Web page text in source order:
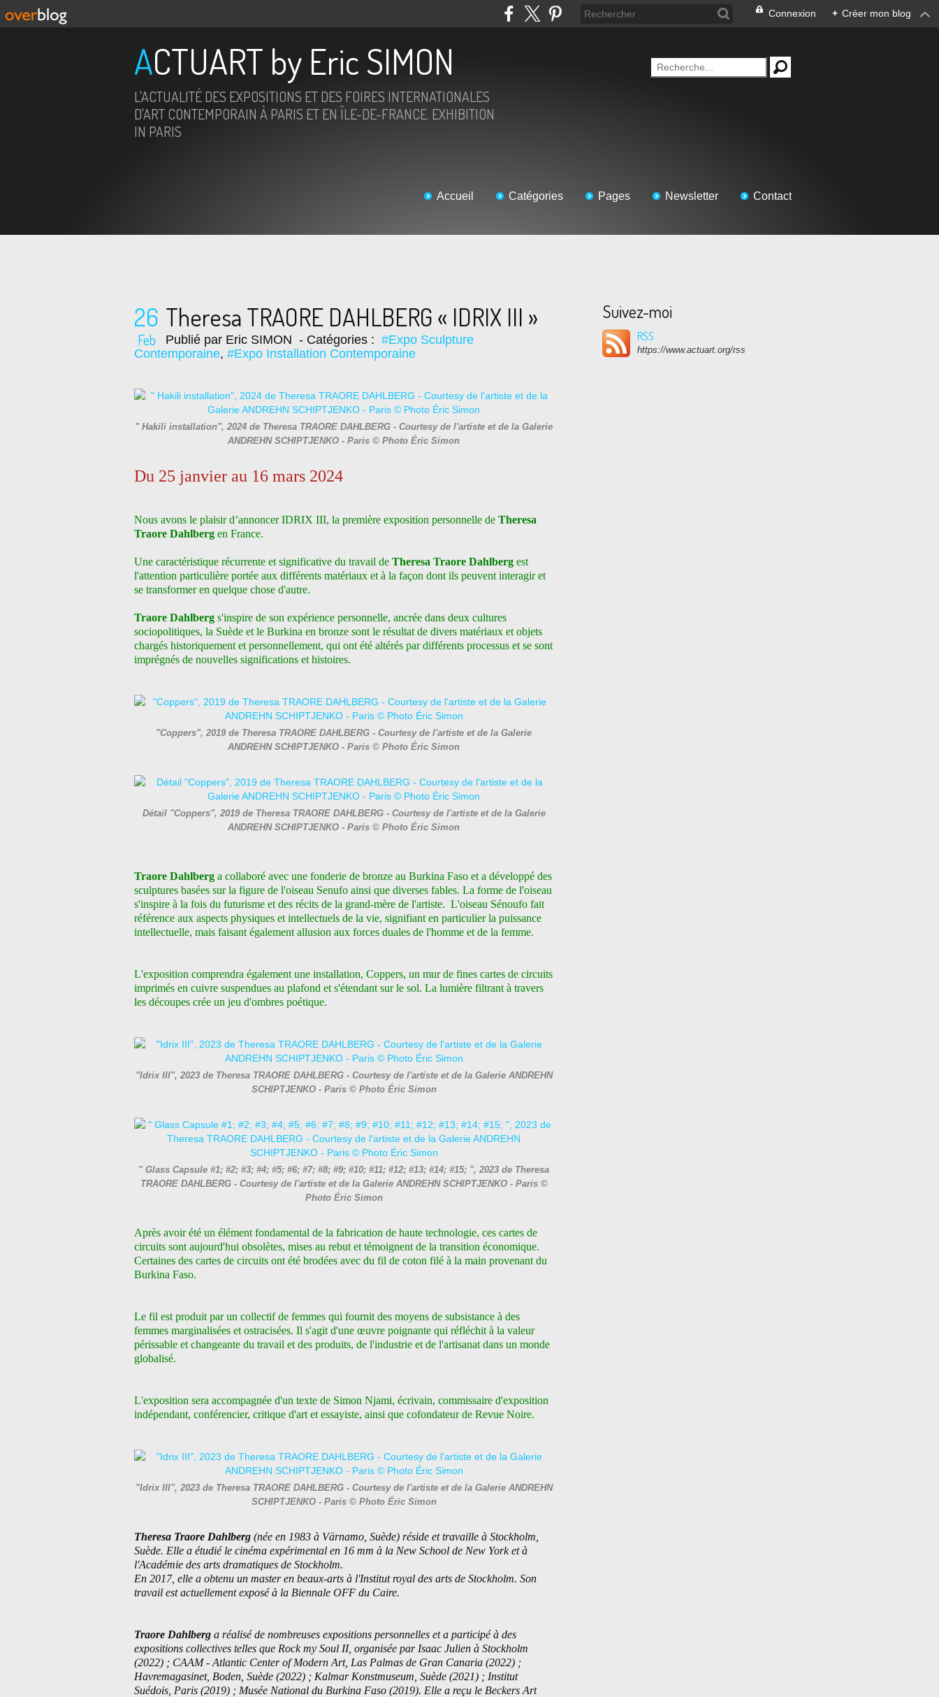
Connexion + Créer mon blog
ACTUART by Eric SIMON
L'ACTUALITÉ DES EXPOSITIONS ET DES FOIRES INTERNATIONALES
D'ART CONTEMPORAIN À PARIS ET EN ÎLE-DE-FRANCE. EXHIBITION
IN PARIS
Accueil Catégories Pages Newsletter Contact
26
Feb
Theresa TRAORE DAHLBERG « IDRIX III »
Publié par Eric SIMON - Catégories : #Expo Sculpture
Contemporaine, #Expo Installation Contemporaine
" Hakili installation", 2024 de Theresa TRAORE DAHLBERG - Courtesy de l'artiste et de la Galerie
ANDREHN SCHIPTJENKO - Paris © Photo Éric Simon
Du 25 janvier au 16 mars 2024
Nous avons le plaisir d’annoncer IDRIX III, la première exposition personnelle de Theresa
Traore Dahlberg en France.
Une caractéristique récurrente et significative du travail de Theresa Traore Dahlberg est
l'attention particulière portée aux différents matériaux et à la façon dont ils peuvent interagir et
se transformer en quelque chose d'autre.
Traore Dahlberg s'inspire de son expérience personnelle, ancrée dans deux cultures
sociopolitiques, la Suède et le Burkina en bronze sont le résultat de divers matériaux et objets
chargés historiquement et personnellement, qui ont été altérés par différents processus et se sont
imprégnés de nouvelles significations et histoires.
"Coppers", 2019 de Theresa TRAORE DAHLBERG - Courtesy de l'artiste et de la Galerie
ANDREHN SCHIPTJENKO - Paris © Photo Éric Simon
Détail "Coppers", 2019 de Theresa TRAORE DAHLBERG - Courtesy de l'artiste et de la Galerie
ANDREHN SCHIPTJENKO - Paris © Photo Éric Simon
Traore Dahlberg a collaboré avec une fonderie de bronze au Burkina Faso et a développé des
sculptures basées sur la figure de l'oiseau Senufo ainsi que diverses fables. La forme de l'oiseau
s'inspire à la fois du futurisme et des récits de la grand-mère de l'artiste. L'oiseau Sénoufo fait
référence aux aspects physiques et intellectuels de la vie, signifiant en particulier la puissance
intellectuelle, mais faisant également allusion aux forces duales de l'homme et de la femme.
L'exposition comprendra également une installation, Coppers, un mur de fines cartes de circuits
imprimés en cuivre suspendues au plafond et s'étendant sur le sol. La lumière filtrant à travers
les découpes crée un jeu d'ombres poétique.
"Idrix III", 2023 de Theresa TRAORE DAHLBERG - Courtesy de l'artiste et de la Galerie ANDREHN
SCHIPTJENKO - Paris © Photo Éric Simon
" Glass Capsule #1; #2; #3; #4; #5; #6; #7; #8; #9; #10; #11; #12; #13; #14; #15; ", 2023 de Theresa
TRAORE DAHLBERG - Courtesy de l'artiste et de la Galerie ANDREHN SCHIPTJENKO - Paris ©
Photo Éric Simon
Après avoir été un élément fondamental de la fabrication de haute technologie, ces cartes de
circuits sont aujourd'hui obsolètes, mises au rebut et témoignent de la transition économique.
Certaines des cartes de circuits ont été brodées avec du fil de coton filé à la main provenant du
Burkina Faso.
Le fil est produit par un collectif de femmes qui fournit des moyens de subsistance à des
femmes marginalisées et ostracisées. Il s'agit d'une œuvre poignante qui réfléchit à la valeur
périssable et changeante du travail et des produits, de l'industrie et de l'artisanat dans un monde
globalisé.
L'exposition sera accompagnée d'un texte de Simon Njami, écrivain, commissaire d'exposition
indépendant, conférencier, critique d'art et essayiste, ainsi que cofondateur de Revue Noire.
"Idrix III", 2023 de Theresa TRAORE DAHLBERG - Courtesy de l'artiste et de la Galerie ANDREHN
SCHIPTJENKO - Paris © Photo Éric Simon
Theresa Traore Dahlberg (née en 1983 à Värnamo, Suède) réside et travaille à Stockholm,
Suède. Elle a étudié le cinéma expérimental en 16 mm à la New School de New York et à
l'Académie des arts dramatiques de Stockholm.
En 2017, elle a obtenu un master en beaux-arts à l'Institut royal des arts de Stockholm. Son
travail est actuellement exposé à la Biennale OFF du Caire.
Traore Dahlberg a réalisé de nombreuses expositions personnelles et a participé à des
expositions collectives telles que Rock my Soul II, organisée par Isaac Julien à Stockholm
(2022) ; CAAM - Atlantic Center of Modern Art, Las Palmas de Gran Canaria (2022) ;
Havremagasinet, Boden, Suède (2022) ; Kalmar Konstmuseum, Suède (2021) ; Institut
Suédois, Paris (2019) ; Musée National du Burkina Faso (2019). Elle a reçu le Beckers Art
Suivez-moi
RSS
https://www.actuart.org/rss